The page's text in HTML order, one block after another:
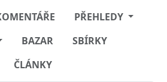
PŘEHLEDY
BAZAR
SBÍRKY
ČLÁNKY